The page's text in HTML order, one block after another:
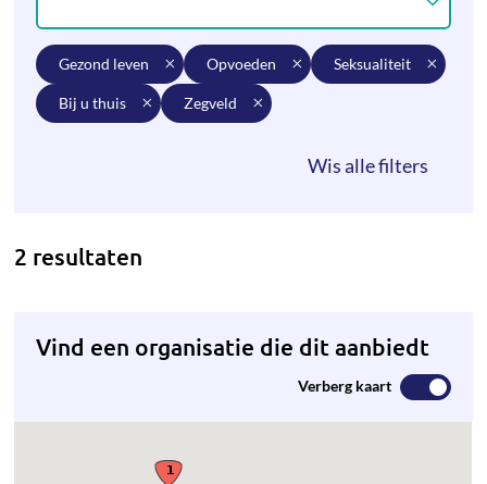
gezond leven opvoeden seksualiteit
bij u thuis zegveld
2 resultaten
Vind een organisatie die dit aanbiedt
Verberg kaart